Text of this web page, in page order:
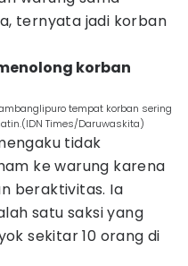
ternyata jadi korban
korban
tempat korban sering
Times/Daruwaskita)
tidak
ke warung karena
beraktivitas. Ia
satu saksi yang
sekitar 10 orang di